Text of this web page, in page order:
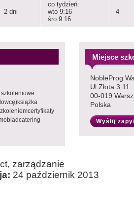
2 dni
co tydzień:
wto 9:16
śro 9:16
4
szkoleniowe
Miejsce
NobleProg
Ul Złota 3.11
00-019
Polska
Wyślij
zarządzanie
24 październik 2013